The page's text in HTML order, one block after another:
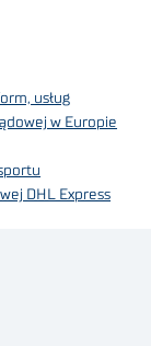
usług
w Europie
DHL Express